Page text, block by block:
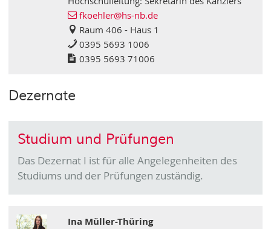
fkoehler@hs-nb.de
Raum 406 - Haus 1
0395 5693 1006
0395 5693 71006
Dezernate
Studium und Prüfungen
Das Dezernat I ist für alle Angelegenheiten des
Studiums und der Prüfungen zuständig.
Ina Müller-Thüring